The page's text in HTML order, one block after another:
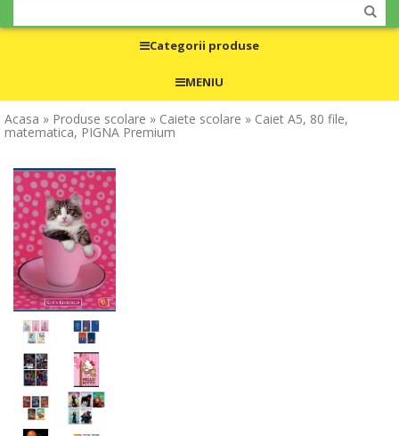
Categorii produse
MENIU
Acasa » Produse scolare » Caiete scolare » Caiet A5, 80 file,
matematica, PIGNA Premium